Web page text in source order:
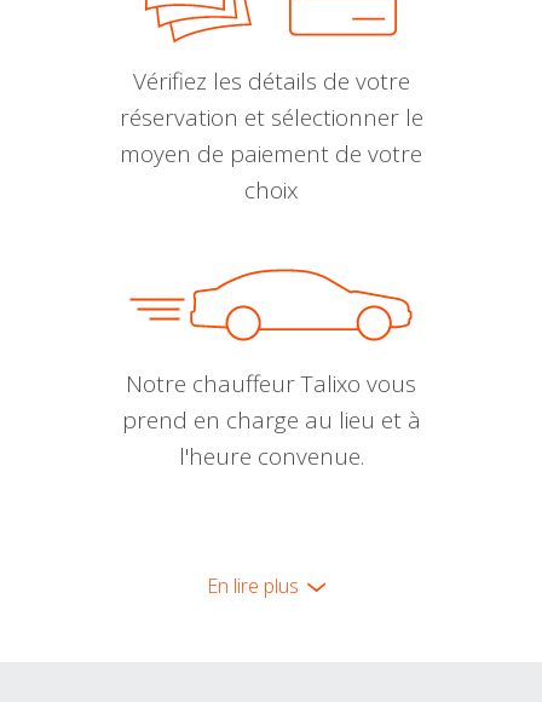
Vérifiez les détails de votre
réservation et sélectionner le
moyen de paiement de votre
choix
Notre chauffeur Talixo vous
prend en charge au lieu et à
l'heure convenue.
En lire plus